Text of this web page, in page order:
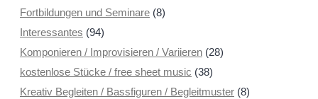
Fortbildungen und Seminare(8)
Interessantes (94)
Komponieren / Improvisieren / Variieren(28)
kostenlose Stücke / free sheet music (38)
Kreativ Begleiten / Bassfiguren / Begleitmuster(8)